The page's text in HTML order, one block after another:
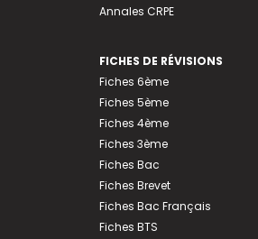
Annales CRPE
FICHES DE RÉVISIONS
Fiches 6ème
Fiches 5ème
Fiches 4ème
Fiches 3ème
Fiches Bac
Fiches Brevet
Fiches Bac Français
Fiches BTS